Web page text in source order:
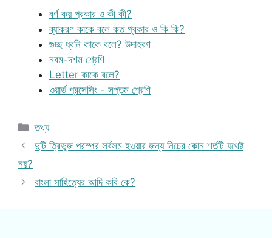
বর্ণ কয় প্রকার ও কী কী?
ব্যাকরণ কাকে বলে কত প্রকার ও কি কি?
গুচ্ছ ধ্বনি কাকে বলে? উদাহরণ
নবম-দশম শ্রেণি
Letter কাকে বলে?
ওয়ার্ড প্রসেসিং - সপ্তম শ্রেণি
Categories
তথ্য
দুটি ত্রিভুজ পরস্পর সর্বসম হওয়ার জন্য নিচের কোন শর্তটি যথেষ্ট
নয়?
বাংলা সাহিত্যের আদি কবি কে?